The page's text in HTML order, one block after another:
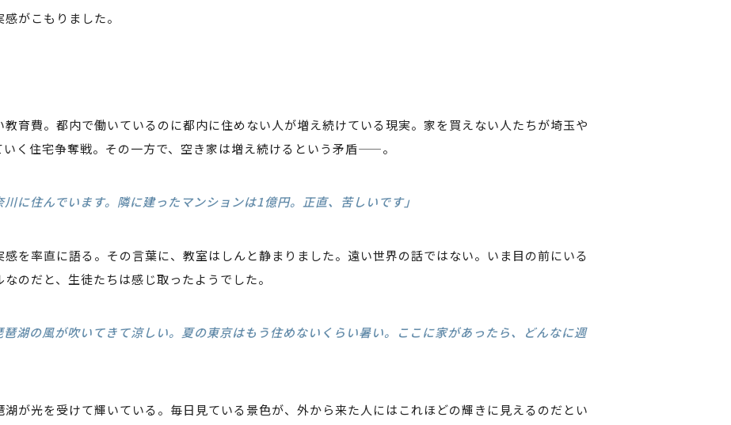
がこもりました。
育費。都内で働いているのに都内に住めない人が増え続けている現実。家を買えない人たちが埼玉や
く住宅争奪戦。その一方で、空き家は増え続けるという矛盾——。
川に住んでいます。隣に建ったマンションは1億円。正直、苦しいです」
を率直に語る。その言葉に、教室はしんと静まりました。遠い世界の話ではない。いま目の前にいる
のだと、生徒たちは感じ取ったようでした。
琶湖の風が吹いてきて涼しい。夏の東京はもう住めないくらい暑い。ここに家があったら、どんなに週
が光を受けて輝いている。毎日見ている景色が、外から来た人にはこれほどの輝きに見えるのだとい